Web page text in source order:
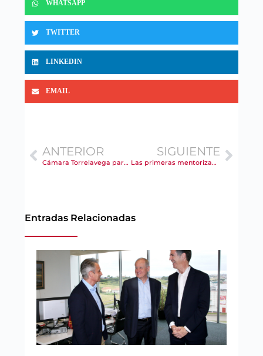
WHATSAPP
TWITTER
LINKEDIN
EMAIL
ANTERIOR
Cámara Torrelavega participa en la Mesa de Revitalización promovida por Bridgestone
SIGUIENTE
Las primeras mentorizadas del programa “Torrelavega, de lo digital a lo global” avanzan en la transformación digital de sus negocios
Entradas Relacionadas